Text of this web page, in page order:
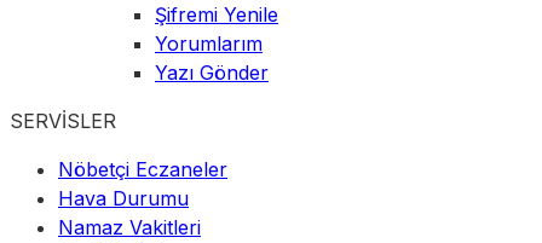
Şifremi Yenile
Yorumlarım
Yazı Gönder
SERVİSLER
Nöbetçi Eczaneler
Hava Durumu
Namaz Vakitleri